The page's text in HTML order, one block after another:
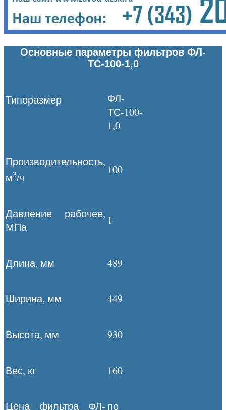
Основные параметры фильтров ФЛ-
ТС-100-1,0
Типоразмер
ФЛ-
ТС-100-
1,0
Производительность,
м3/ч
100
Давление рабочее,
МПа
1
Длина, мм 489
Ширина, мм 449
Высота, мм 930
Вес, кг 160
Цена фильтра ФЛ- по